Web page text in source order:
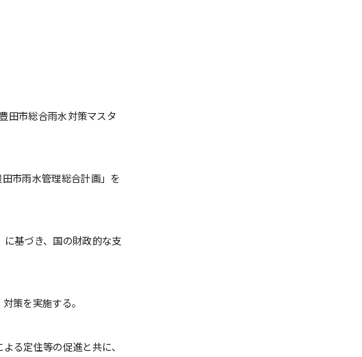
田市総合雨水対策マスタ
市雨水管理総合計画」を
基づき、国の財政的な支
策を実施する。
る定住等の促進と共に、